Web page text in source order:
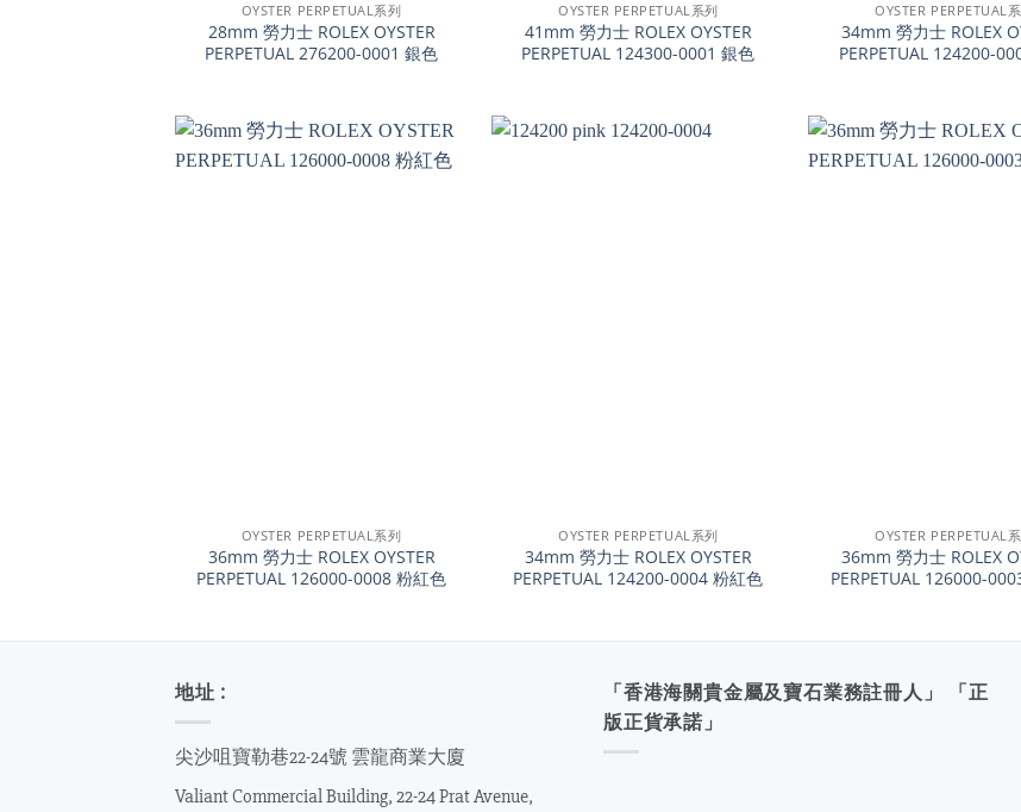
OYSTER PERPETUAL系列
28mm 勞力士 ROLEX OYSTER
PERPETUAL 276200-0001 銀色
OYSTER PERPETUAL系列
41mm 勞力士 ROLEX OYSTER
PERPETUAL 124300-0001 銀色
OYSTER PERPETUAL
34mm 勞力士 ROLEX
PERPETUAL 124200-
OYSTER PERPETUAL系列
36mm 勞力士 ROLEX OYSTER
PERPETUAL 126000-0008 粉紅色
OYSTER PERPETUAL系列
34mm 勞力士 ROLEX OYSTER
PERPETUAL 124200-0004 粉紅色
OYSTER PERPETUAL
36mm 勞力士 ROLEX
PERPETUAL 126000-
地址 :
尖沙咀寶勒巷22-24號 雲龍商業大廈
Valiant Commercial Building, 22-24 Prat Avenue,
「香港海關貴金屬及寶石業務註冊人」 「正
版正貨承諾」